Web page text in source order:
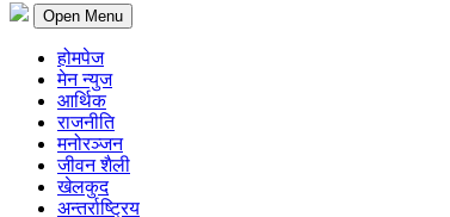
Open Menu
होमपेज
मेन न्युज
आर्थिक
राजनीति
मनोरञ्जन
जीवन शैली
खेलकुद
अन्तर्राष्ट्रिय